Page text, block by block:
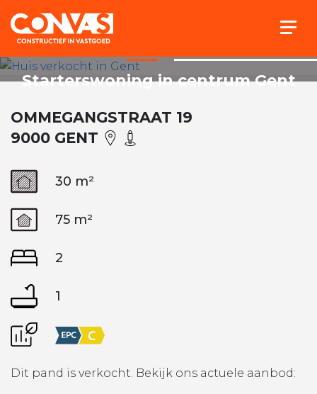
OMMEGANGSTRAAT 19
9000 GENT
30 m²
75 m²
2
1
Dit pand is verkocht. Bekijk ons actuele aanbod:
Starterswoning in centrum Gent